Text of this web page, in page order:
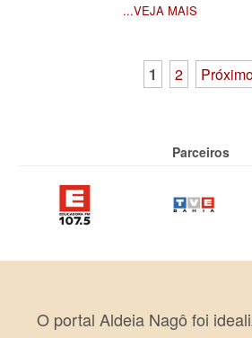
...VEJA MAIS
1 2
Parceiros
O portal Aldeia Nagô foi